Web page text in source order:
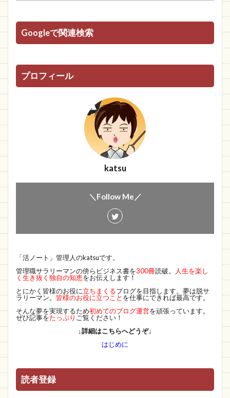
Googleで関連検索
プロフィール
katsu
＼Follow Me／
「活ノート」管理人のkatsuです。
管理職サラリーマンの傍らビジネス書を300冊読破。
人生を楽し
く生き抜く独自の知恵をお伝えします！
とにかく皆様のお役に立ちまくるブログを目指します。夢は脱サ
ラリーマン。 皆様のお役に立つこと を仕事にできれば最高です。
そんな夢を実現するため初めてのブログ運営を頑張っています。
ぜひ記事をたっぷり ご覧ください！
↓詳細はこちらへどうぞ↓
はじめに
読者登録